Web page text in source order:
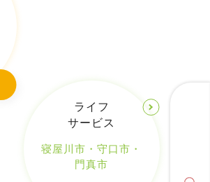
ライフ
サービス
寝屋川市 ・守口市 ・
門真市